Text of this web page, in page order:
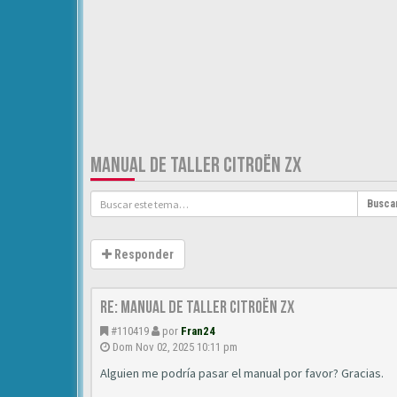
MANUAL DE TALLER CITROËN ZX
Responder
Re: Manual de Taller Citroën ZX
#110419 por Fran24
Dom Nov 02, 2025 10:11 pm
Alguien me podría pasar el manual por favor? Gracias.